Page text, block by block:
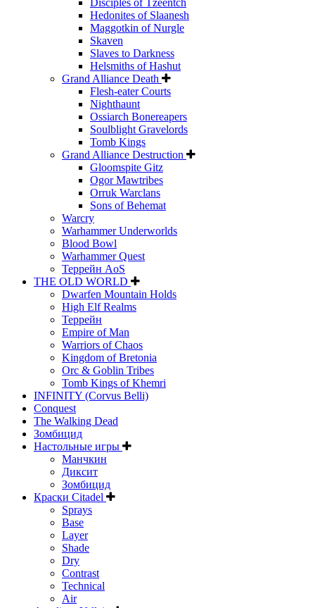
Disciples of Tzeentch
Hedonites of Slaanesh
Maggotkin of Nurgle
Skaven
Slaves to Darkness
Helsmiths of Hashut
Grand Alliance Death
Flesh-eater Courts
Nighthaunt
Ossiarch Bonereapers
Soulblight Gravelords
Tomb Kings
Grand Alliance Destruction
Gloomspite Gitz
Ogor Mawtribes
Orruk Warclans
Sons of Behemat
Warcry
Warhammer Underworlds
Blood Bowl
Warhammer Quest
Террейн AoS
THE OLD WORLD
Dwarfen Mountain Holds
High Elf Realms
Террейн
Empire of Man
Warriors of Chaos
Kingdom of Bretonia
Orc & Goblin Tribes
Tomb Kings of Khemri
INFINITY (Corvus Belli)
Conquest
The Walking Dead
Зомбицид
Настольные игры
Манчкин
Диксит
Зомбицид
Краски Citadel
Sprays
Base
Layer
Shade
Dry
Contrast
Technical
Air